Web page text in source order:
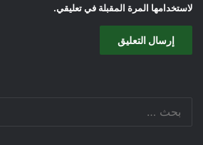
لاستخدامها المرة المقبلة في تعليقي.